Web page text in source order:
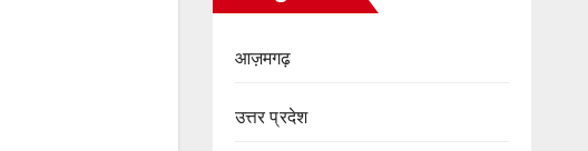
आज़मगढ़
उत्तर प्रदेश